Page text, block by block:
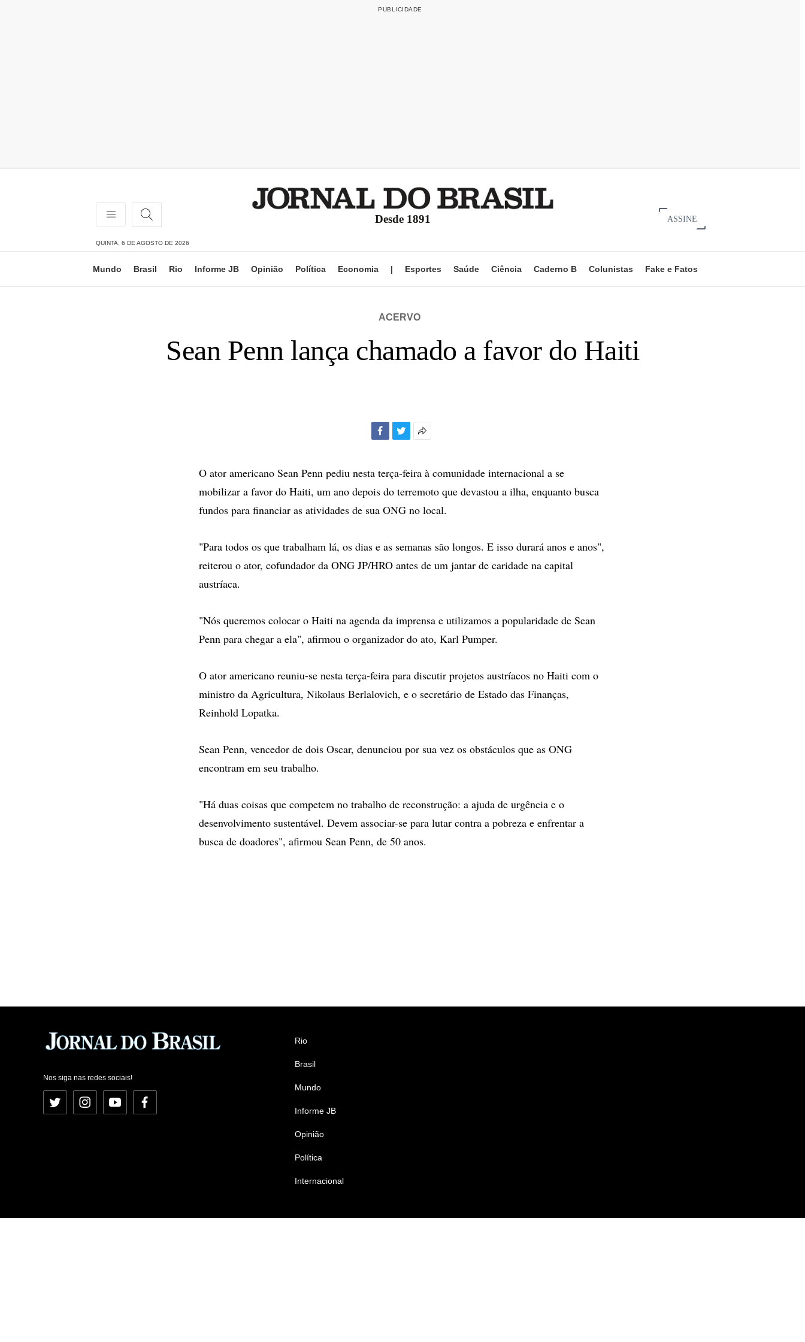
Desde 1891 ASSINE
QUINTA, 6 DE AGOSTO DE 2026
Mundo Brasil Rio Informe JB Opinião Política Economia | Esportes Saúde Ciência Caderno B Colunistas Fake e Fatos
ACERVO
Sean Penn lança chamado a favor do Haiti
compartilhamento
O ator americano Sean Penn pediu nesta terça-feira à comunidade internacional a se
mobilizar a favor do Haiti, um ano depois do terremoto que devastou a ilha, enquanto busca
fundos para financiar as atividades de sua ONG no local.
"Para todos os que trabalham lá, os dias e as semanas são longos. E isso durará anos e anos",
reiterou o ator, cofundador da ONG JP/HRO antes de um jantar de caridade na capital
austríaca.
"Nós queremos colocar o Haiti na agenda da imprensa e utilizamos a popularidade de Sean
Penn para chegar a ela", afirmou o organizador do ato, Karl Pumper.
O ator americano reuniu-se nesta terça-feira para discutir projetos austríacos no Haiti com o
ministro da Agricultura, Nikolaus Berlalovich, e o secretário de Estado das Finanças,
Reinhold Lopatka.
Sean Penn, vencedor de dois Oscar, denunciou por sua vez os obstáculos que as ONG
encontram em seu trabalho.
"Há duas coisas que competem no trabalho de reconstrução: a ajuda de urgência e o
desenvolvimento sustentável. Devem associar-se para lutar contra a pobreza e enfrentar a
busca de doadores", afirmou Sean Penn, de 50 anos.
Nos siga nas redes sociais!
Twitter InstagramYouTubeFacebook
Rio
Brasil
Mundo
Informe JB
Opinião
Política
Internacional